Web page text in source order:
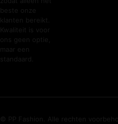
beste onze
klanten bereikt.
Kwaliteit is voor
ons geen optie,
maar een
standaard.
© PP Fashion. Alle rechten